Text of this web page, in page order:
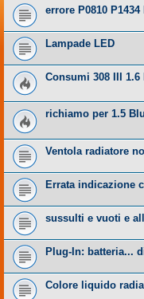
errore P0810 P1434
Lampade LED
Consumi 308 III
richiamo per 1.5
Ventola radiatore
Errata indicazione
sussulti e vuoti e
Plug-In: batteria...
Colore liquido